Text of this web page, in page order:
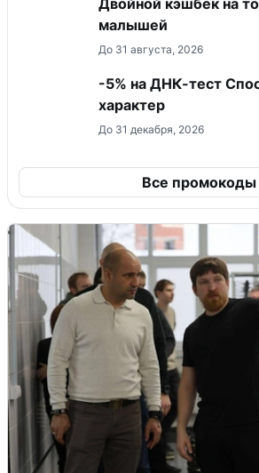
малышей
До 31 августа, 2026
-5% на ДНК-тест
характер
До 31 декабря, 2026
Все промокоды